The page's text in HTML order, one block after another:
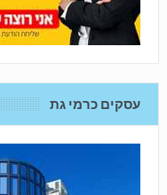
עסקים כרמי גת